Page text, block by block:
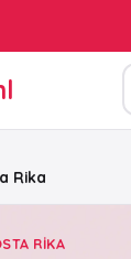
Rika
RIKA